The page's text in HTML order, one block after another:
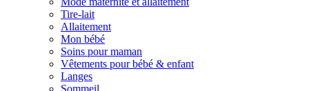
Tire-lait
Allaitement
Mon bébé
Soins pour maman
Vêtements pour bébé & enfant
Langes
Sommeil